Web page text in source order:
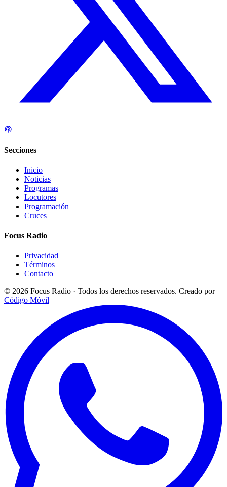
Secciones
Inicio
Noticias
Programas
Locutores
Programación
Cruces
Focus Radio
Privacidad
Términos
Contacto
© 2026 Focus Radio · Todos los derechos reservados. Creado por
Código Móvil